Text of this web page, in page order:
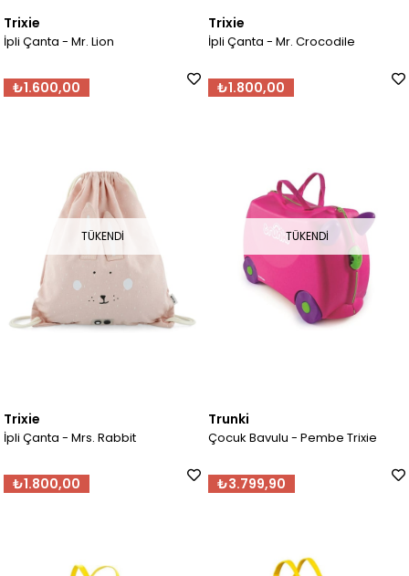
Trixie
İpli Çanta - Mr. Lion
₺1.600,00
Trixie
İpli Çanta - Mr. Crocodile
₺1.800,00
TÜKENDI
Trixie
İpli Çanta - Mrs. Rabbit
₺1.800,00
TÜKENDI
Trunki
Çocuk Bavulu - Pembe Trixie
₺3.799,90